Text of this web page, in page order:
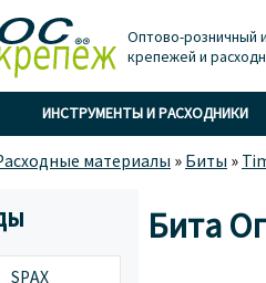
Оптово-розничный
крепежей и
ИНСТРУМЕНТЫ И РАСХОДНИКИ
материалы » Биты »
SPAX
Бита